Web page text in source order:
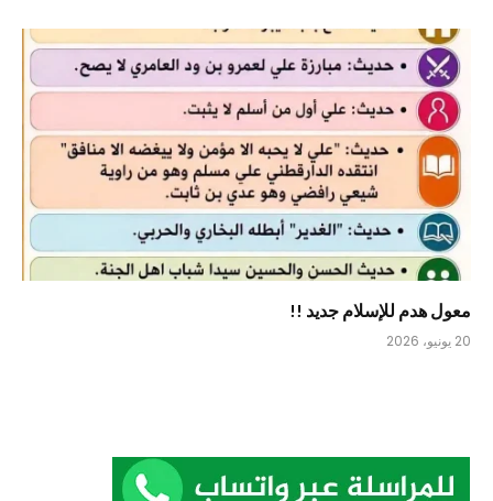
معول هدم للإسلام جديد !!
20 يونيو، 2026